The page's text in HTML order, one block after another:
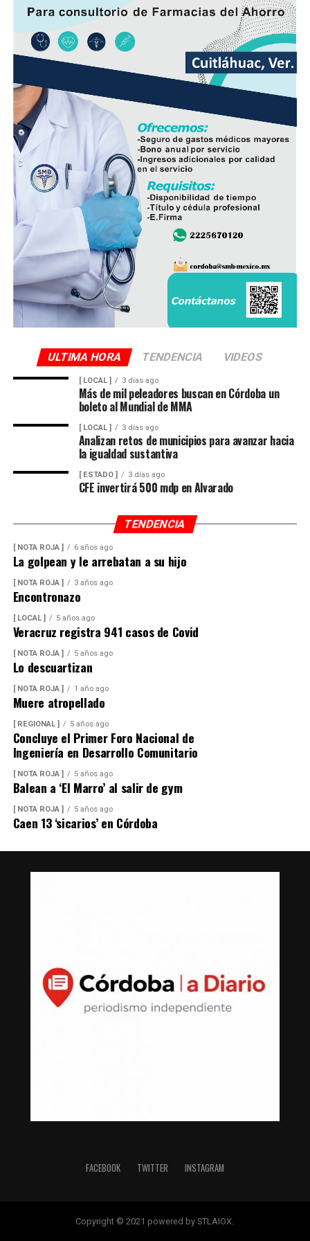
nubosidad con lluvias y tormentas matutinas en el
litoral, condiciones que se extenderán por la tarde y
noche a regiones de montaña.
Las lluvias se estiman acumulados de 5 a 20 milímetros
por metro cuadrado (mm) y máximos de hasta 30 mm en
cuencas del sur y en zonas de montañas y; temperaturas
diurnas serán altas y el ambiente cálido, pero fresco por
la noche.
El viento será del Sureste, Este y Noreste de 20 a 35
kilómetros por hora (km/h), con rachas en el litoral y en
zonas de tormenta.
Asimismo, se pronostica la llegada de otra onda tropical
entre viernes y fin de semana.
Finalmente, la SPC de Veracruz recomienda a la
población vigilar el comportamiento de ríos y arroyos
de respuesta rápida y observar su entorno por posibles
Además de conducir con precaución por disminución de
la visibilidad y anegamientos urbanos, viento arrachado,
descargas eléctricas y probables granizadas en áreas de
ULTIMA HORA TENDENCIA VIDEOS
[ LOCAL ] 3 días ago
Más de mil peleadores buscan en Córdoba un
boleto al Mundial de MMA
[ LOCAL ] 3 días ago
Analizan retos de municipios para avanzar hacia
la igualdad sustantiva
[ ESTADO ] 3 días ago
CFE invertirá 500 mdp en Alvarado
TENDENCIA
[ NOTA ROJA ] 6 años ago
La golpean y le arrebatan a su hijo
[ NOTA ROJA ] 3 años ago
Encontronazo
[ LOCAL ] 5 años ago
Veracruz registra 941 casos de Covid
[ NOTA ROJA ] 5 años ago
Lo descuartizan
[ NOTA ROJA ] 1 año ago
Muere atropellado
[ REGIONAL ] 5 años ago
Concluye el Primer Foro Nacional de
Ingeniería en Desarrollo Comunitario
[ NOTA ROJA ] 5 años ago
Balean a ‘El Marro’ al salir de gym
[ NOTA ROJA ] 5 años ago
Caen 13 ‘sicarios’ en Córdoba
FACEBOOK TWITTER INSTAGRAM
Copyright © 2021 powered by STLAIOX.